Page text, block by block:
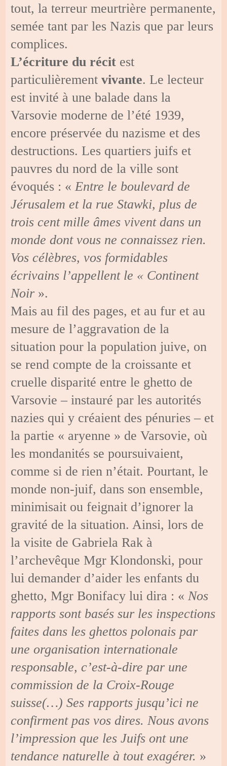
tout, la terreur meurtrière permanente,
semée tant par les Nazis que par leurs
complices.
L’écriture du récit est
particulièrementvivante. Le lecteur
est invité à une balade dans la
Varsovie moderne de l’été 1939,
encore préservée du nazisme et des
destructions. Les quartiers juifs et
pauvres du nord de la ville sont
évoqués : «Entre le boulevard de
Jérusalem et la rue Stawki, plus de
trois cent mille âmes vivent dans un
monde dont vous ne connaissez rien.
Vos célèbres, vos formidables
écrivains l’appellent le « Continent
Noir ».
Mais au fil des pages, et au fur et au
mesure de l’aggravation de la
situation pour la population juive, on
se rend compte de la croissante et
cruelle disparité entre le ghetto de
Varsovie – instauré par les autorités
nazies qui y créaient des pénuries – et
la partie « aryenne » de Varsovie, où
les mondanités se poursuivaient,
comme si de rien n’était. Pourtant, le
monde non-juif, dans son ensemble,
minimisait ou feignait d’ignorer la
gravité de la situation. Ainsi, lors de
la visite de Gabriela Rak à
l’archevêque Mgr Klondonski, pour
lui demander d’aider les enfants du
ghetto, Mgr Bonifacy lui dira : «Nos
rapports sont basés sur les inspections
faites dans les ghettos polonais par
une organisation internationale
responsable, c’est-à-dire par une
commission de la Croix-Rouge
suisse(…) Ses rapports jusqu’ici ne
confirment pas vos dires. Nous avons
l’impression que les Juifs ont une
tendance naturelle à tout exagérer. »